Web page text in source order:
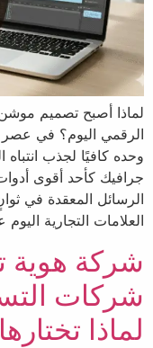
لماذا أصبح تصميم
الرقمي اليوم؟ في عصر
وحده كافيًا لجذب
جرافيك كأحد أقوى
الرسائل المعقدة في
العلامات التجارية
شركة
شركات
لماذا